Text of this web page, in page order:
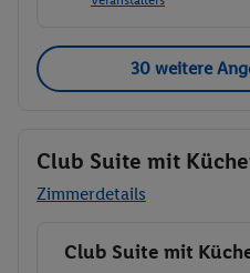
30 weitere
Club Suite mit
Zimmerdetails
Buchen
Club Suite mit